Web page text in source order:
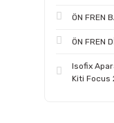
ÖN FREN
ÖN FREN
Isofix
Kiti Focus